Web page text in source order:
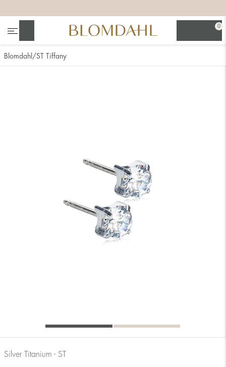
0
Blomdahl ST Tiffany
Silver Titanium - ST